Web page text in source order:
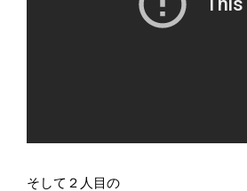
そして２人目の